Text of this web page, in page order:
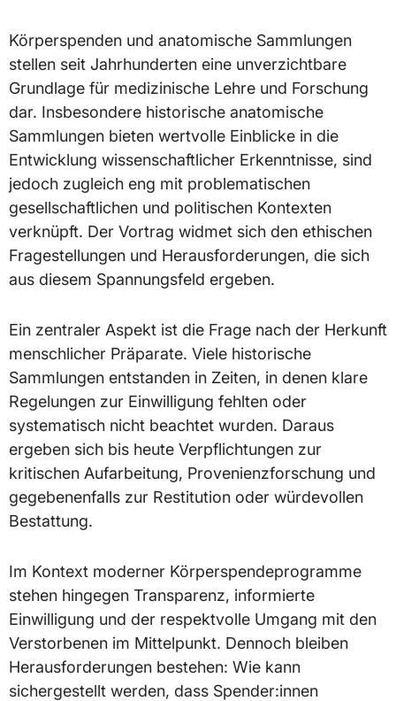
Körperspenden und anatomische Sammlungen
stellen seit Jahrhunderten eine unverzichtbare
Grundlage für medizinische Lehre und Forschung
dar. Insbesondere historische anatomische
Sammlungen bieten wertvolle Einblicke in die
Entwicklung wissenschaftlicher Erkenntnisse, sind
jedoch zugleich eng mit problematischen
gesellschaftlichen und politischen Kontexten
verknüpft. Der Vortrag widmet sich den ethischen
Fragestellungen und Herausforderungen, die sich
aus diesem Spannungsfeld ergeben.
Ein zentraler Aspekt ist die Frage nach der Herkunft
menschlicher Präparate. Viele historische
Sammlungen entstanden in Zeiten, in denen klare
Regelungen zur Einwilligung fehlten oder
systematisch nicht beachtet wurden. Daraus
ergeben sich bis heute Verpflichtungen zur
kritischen Aufarbeitung, Provenienzforschung und
gegebenenfalls zur Restitution oder würdevollen
Bestattung.
Im Kontext moderner Körperspendeprogramme
stehen hingegen Transparenz, informierte
Einwilligung und der respektvolle Umgang mit den
Verstorbenen im Mittelpunkt. Dennoch bleiben
Herausforderungen bestehen: Wie kann
sichergestellt werden, dass Spender:innen